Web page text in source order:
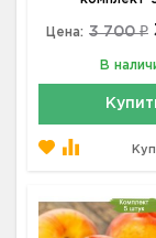
Цена: 3 700 ₽
В